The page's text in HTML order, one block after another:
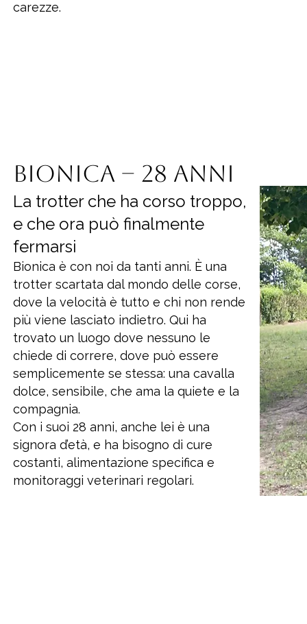
carezze.
Bionica – 28 anni
La trotter che ha corso troppo,
e che ora può finalmente
fermarsi
Bionica è con noi da tanti anni. È una
trotter scartata dal mondo delle corse,
dove la velocità è tutto e chi non rende
più viene lasciato indietro. Qui ha
trovato un luogo dove nessuno le
chiede di correre, dove può essere
semplicemente se stessa: una cavalla
dolce, sensibile, che ama la quiete e la
compagnia.
Con i suoi 28 anni, anche lei è una
signora d’età, e ha bisogno di cure
costanti, alimentazione specifica e
monitoraggi veterinari regolari.